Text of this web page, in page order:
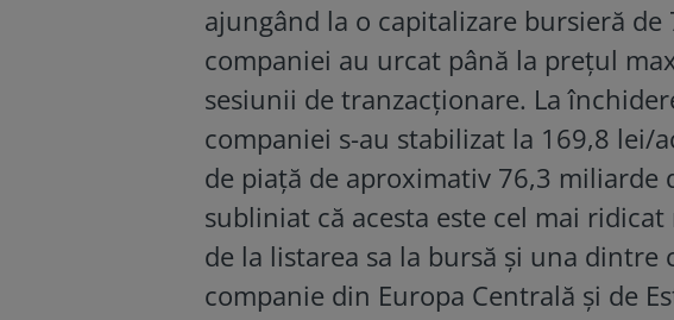
ajungând la o capitalizare bursieră
companiei au urcat până la prețul
sesiunii de tranzacționare. La
companiei s-au stabilizat la 169,8 lei/
de piață de aproximativ 76,3 miliarde
subliniat că acesta este cel mai
de la listarea sa la bursă și una
companie din Europa Centrală și de